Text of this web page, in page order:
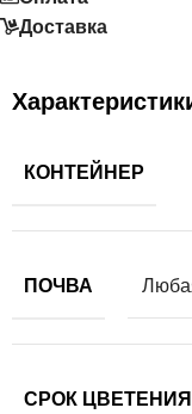
Доставка
КОНТЕЙНЕР
ПОЧВА
СРОК ЦВЕТЕНИЯ